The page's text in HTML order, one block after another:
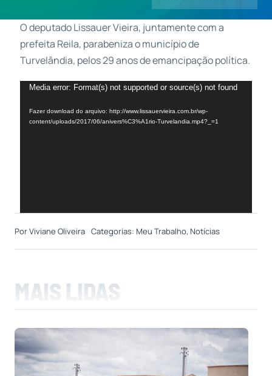
Contatos
O deputado Lissauer Vieira, juntamente com a
prefeita Reila, parabeniza o município de
Turvelândia, pelos 29 anos de emancipação política.
Tocador
vídeo
Media error: Format(s) not supported or source(s) not found
Fazer download do arquivo: http://www.lissauervieira.com.br/wp-
content/uploads/2017/06/anivers%C3%A1rio-Turvelandia.mp4?_=1
PorViviane Oliveira Categorias: Meu Trabalho, Notícias
MAIS LIDAS